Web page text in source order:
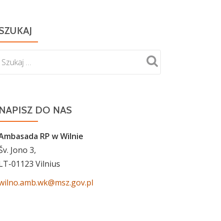
DO NAS
RP w Wilnie
Jono 3,
01123 Vilnius